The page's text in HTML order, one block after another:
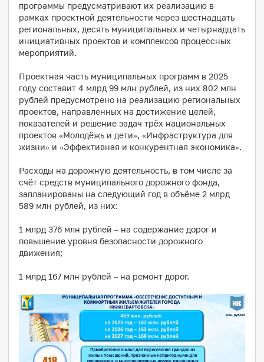
программы предусматривают их реализацию в
рамках проектной деятельности через шестнадцать
региональных, десять муниципальных и четырнадцать
инициативных проектов и комплексов процессных
мероприятий.
Проектная часть муниципальных программ в 2025
году составит 4 млрд 99 млн рублей, из них 802 млн
рублей предусмотрено на реализацию региональных
проектов, направленных на достижение целей,
показателей и решение задач трёх национальных
проектов «Молодёжь и дети», «Инфраструктура для
жизни» и «Эффективная и конкурентная экономика».
Расходы на дорожную деятельность, в том числе за
счёт средств муниципального дорожного фонда,
запланированы на следующий год в объёме 2 млрд
589 млн рублей, из них:
1 млрд 376 млн рублей – на содержание дорог и
повышение уровня безопасности дорожного
движения;
1 млрд 167 млн рублей – на ремонт дорог.